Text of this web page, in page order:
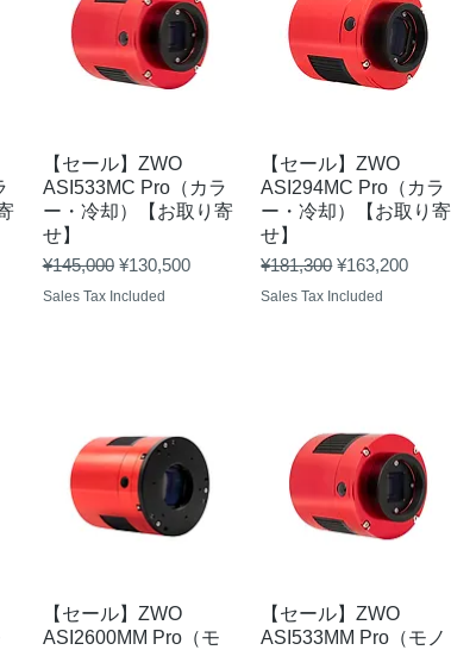
Quick View
【セール】ZWO
ASI533MC Pro（カラ
ー・冷却）【お取り寄
せ】
Regular Price
¥145,000 Sale Price
¥130,500
Sales Tax Included
Quick View
【セール】ZWO
ASI294MC Pro（カラ
ー・冷却）【お取り寄
せ】
Regular Price
¥181,300 Sale Price
¥163,200
Sales Tax Included
Quick View
【セール】ZWO
ASI2600MM Pro（モ
Quick View
【セール】ZWO
ASI533MM Pro（モノ